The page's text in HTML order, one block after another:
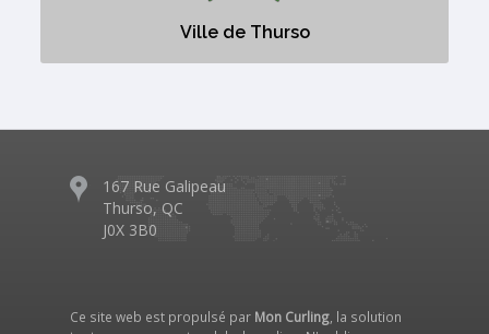
Ville de Thurso
167 Rue Galipeau
Thurso, QC
J0X 3B0
Ce site web est propulsé par Mon Curling , la solution